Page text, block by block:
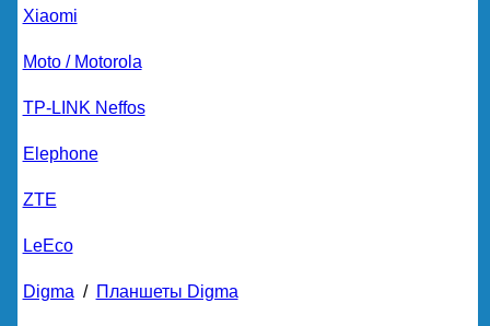
Xiaomi
Moto / Motorola
TP-LINK Neffos
Elephone
ZTE
LeEco
Digma/ Планшеты Digma